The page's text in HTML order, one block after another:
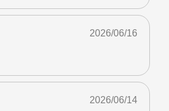
2026/06/16
2026/06/14